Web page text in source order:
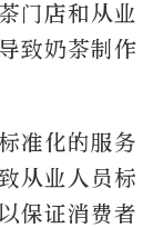
门店和从业
致奶茶制作
准化的服务
从业人员标
保证消费者